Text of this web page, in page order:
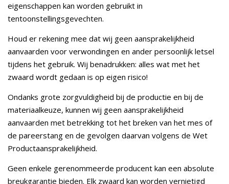
eigenschappen kan worden gebruikt in
tentoonstellingsgevechten.
Houd er rekening mee dat wij geen aansprakelijkheid
aanvaarden voor verwondingen en ander persoonlijk letsel
tijdens het gebruik. Wij benadrukken: alles wat met het
zwaard wordt gedaan is op eigen risico!
Ondanks grote zorgvuldigheid bij de productie en bij de
materiaalkeuze, kunnen wij geen aansprakelijkheid
aanvaarden met betrekking tot het breken van het mes of
de pareerstang en de gevolgen daarvan volgens de Wet
Productaansprakelijkheid.
Geen enkele gerenommeerde producent kan een absolute
breukgarantie bieden. Elk zwaard kan worden vernietigd